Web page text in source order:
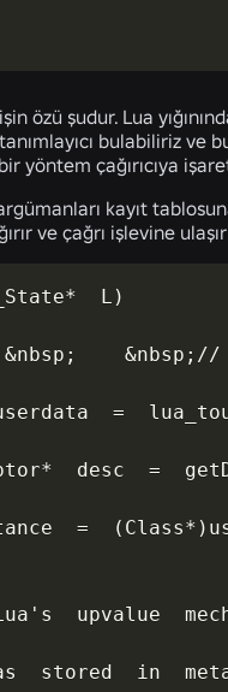
özü şudur. Lua
bulabiliriz ve
yöntem çağırıcıya
kayıt
ve çağrı işlevine
L)
&nbsp;
=
desc  =
=
upvalue
stored  in